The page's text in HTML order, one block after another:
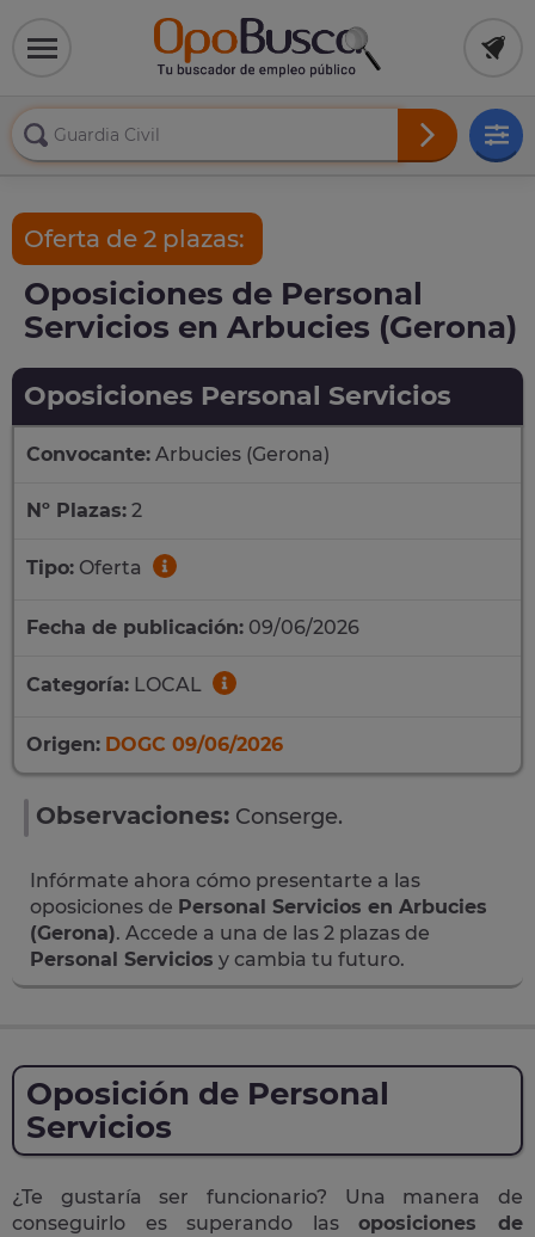
Oferta de 2 plazas:
Oposiciones de Personal
Servicios en Arbucies (Gerona)
Oposiciones Personal Servicios
Convocante: Arbucies (Gerona)
Nº Plazas: 2
Tipo: Oferta
Fecha de publicación: 09/06/2026
Categoría: LOCAL
Origen: DOGC 09/06/2026
Observaciones: Conserge.
Infórmate ahora cómo presentarte a las
oposiciones de Personal Servicios en Arbucies
(Gerona). Accede a una de las 2 plazas de
Personal Servicios y cambia tu futuro.
Oposición de Personal
Servicios
¿Te gustaría ser funcionario? Una manera de
conseguirlo es superando lasoposiciones de